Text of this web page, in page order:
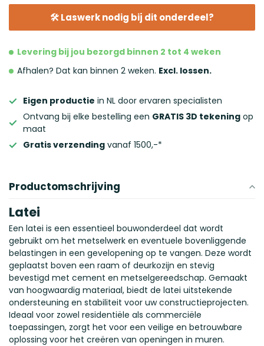
🛠 Laswerk nodig bij dit onderdeel?
Levering bij jou bezorgd binnen 2 tot 4 weken
Afhalen? Dat kan binnen 2 weken. Excl. lossen.
Eigen productie in NL door ervaren specialisten
Ontvang bij elke bestelling een GRATIS 3D tekening op
maat
Gratis verzending vanaf 1500,-*
Productomschrijving
Latei
Een latei is een essentieel bouwonderdeel dat wordt
gebruikt om het metselwerk en eventuele bovenliggende
belastingen in een gevelopening op te vangen. Deze wordt
geplaatst boven een raam of deurkozijn en stevig
bevestigd met cement en metselgereedschap. Gemaakt
van hoogwaardig materiaal, biedt de latei uitstekende
ondersteuning en stabiliteit voor uw constructieprojecten.
Ideaal voor zowel residentiële als commerciële
toepassingen, zorgt het voor een veilige en betrouwbare
oplossing voor het creëren van openingen in muren.